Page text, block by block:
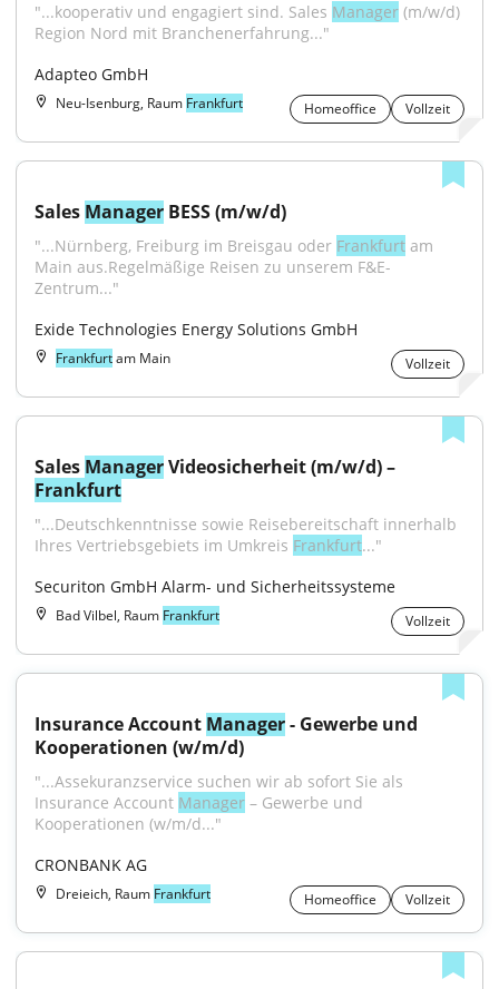
"...kooperativ und engagiert sind. Sales Manager (m/w/d)
Region Nord mit Branchenerfahrung..."
Adapteo GmbH
Neu-Isenburg, Raum Frankfurt Homeoffice Vollzeit
Sales Manager BESS (m/w/d)
"...Nürnberg, Freiburg im Breisgau oder Frankfurt am
Main aus.Regelmäßige Reisen zu unserem F&E-
Zentrum..."
Exide Technologies Energy Solutions GmbH
Frankfurtam Main Vollzeit
Sales Manager
Frankfurt
"...Deutschkenntnisse sowie Reisebereitschaft innerhalb
Ihres Vertriebsgebiets im Umkreis Frankfurt..."
Securiton GmbH Alarm- und Sicherheitssysteme
Bad Vilbel, Raum Frankfurt Vollzeit
Insurance Account Manager - Gewerbe und
Kooperationen (w/m/d)
"...Assekuranzservice suchen wir ab sofort Sie als
Insurance Account Manager – Gewerbe und
Kooperationen (w/m/d..."
CRONBANK AG
Dreieich, Raum Frankfurt Homeoffice Vollzeit